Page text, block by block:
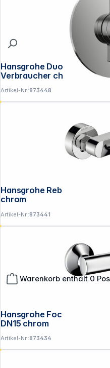
Warenkorb enthält 0
Hansgrohe DuoTurn S Mischer
Verbraucher chrom
Artikel-Nr.:873448
Hansgrohe Rebris S Einhebel- Brausemischer
chrom
Artikel-Nr.:873441
Hansgrohe Focus Einhebel-Brause-
DN15 chrom
Artikel-Nr.:873434
**EVP = Empfohlener
Lieferanten
Alle Preise exkl.